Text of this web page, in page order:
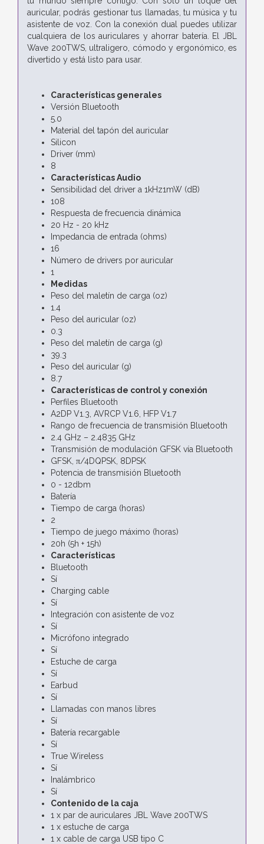
auricular, podrás gestionar tus llamadas, tu música y tu
asistente de voz. Con la conexión dual puedes utilizar
cualquiera de los auriculares y ahorrar batería. El JBL
Wave 200TWS, ultraligero, cómodo y ergonómico, es
divertido y está listo para usar.
Características generales
Versión Bluetooth
5.0
Material del tapón del auricular
Silicon
Driver (mm)
8
Características Audio
Sensibilidad del driver a 1kHz1mW (dB)
108
Respuesta de frecuencia dinámica
20 Hz - 20 kHz
Impedancia de entrada (ohms)
16
Número de drivers por auricular
1
Medidas
Peso del maletín de carga (oz)
1.4
Peso del auricular (oz)
0.3
Peso del maletín de carga (g)
39.3
Peso del auricular (g)
8.7
Características de control y conexión
Perfiles Bluetooth
A2DP V1.3, AVRCP V1.6, HFP V1.7
Rango de frecuencia de transmisión Bluetooth
2.4 GHz – 2.4835 GHz
Transmisión de modulación GFSK vía Bluetooth
GFSK, π/4DQPSK, 8DPSK
Potencia de transmisión Bluetooth
0 - 12dbm
Batería
Tiempo de carga (horas)
2
Tiempo de juego máximo (horas)
20h (5h + 15h)
Características
Bluetooth
Sí
Charging cable
Sí
Integración con asistente de voz
Sí
Micrófono integrado
Sí
Estuche de carga
Sí
Earbud
Sí
Llamadas con manos libres
Sí
Batería recargable
Sí
True Wireless
Sí
Inalámbrico
Sí
Contenido de la caja
1 x par de auriculares JBL Wave 200TWS
1 x estuche de carga
1 x cable de carga USB tipo C